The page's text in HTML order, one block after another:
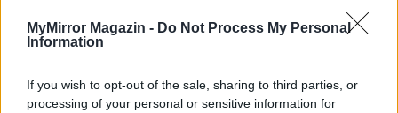
MyMirror Magazin - Do Not Process My Personal
Information
If you wish to opt-out of the sale, sharing to third parties, or
processing of your personal or sensitive information for
fotó: Pinterest
CÍMKÉK Alkoholszonda Autó Buli